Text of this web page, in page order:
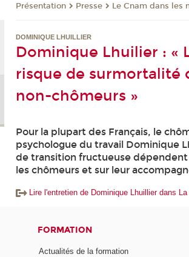
Présentation Presse Le Cnam dans les
DOMINIQUE LHUILLIER
Dominique Lhuilier : «
risque de surmortalité
non-chômeurs »
Pour la plupart des Français, le
psychologue du travail Dominique
de transition fructueuse
les chômeurs et sur leur
Lire l'entretien de Dominique Lhuillier dans
FORMATION
Actualités de la formation